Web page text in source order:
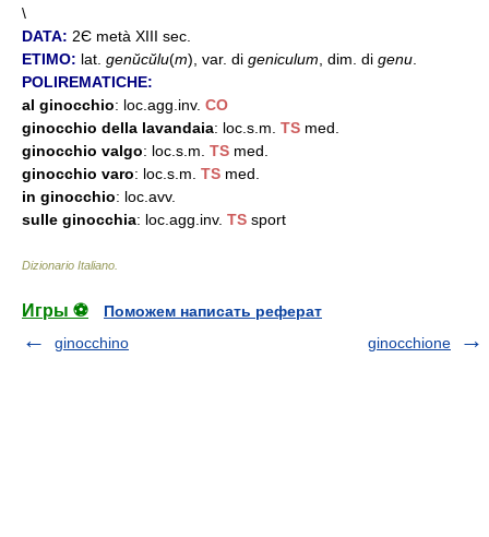
\
DATA: 2Є metà XIII sec.
ETIMO: lat. genŭcŭlu(m), var. di geniculum , dim. di genu
POLIREMATICHE:
al ginocchio: loc.agg.inv. CO
ginocchio della lavandaia: loc.s.m. TS med.
ginocchio valgo: loc.s.m. TS med.
ginocchio varo: loc.s.m. TS med.
in ginocchio: loc.avv.
sulle ginocchia: loc.agg.inv. TS sport
Dizionario Italiano
Игры ⚽
Поможем написать реферат
ginocchino
ginocchione